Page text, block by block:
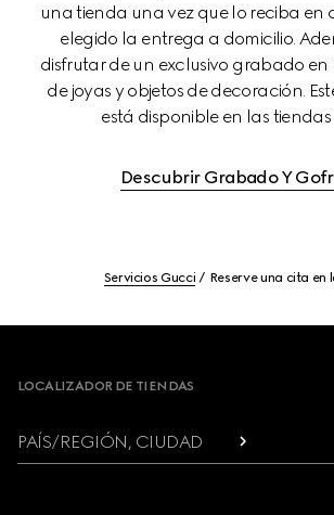
una tienda una vez que lo reciba en
elegido la entrega a domicilio.
disfrutar de un exclusivo grabado en
de joyas y objetos de decoración.
está disponible en las tiendas
Descubrir Grabado Y
Servicios Gucci Reserve una cita en
LOCALIZADOR DE TIENDAS
PAÍS/REGIÓN, CIUDAD